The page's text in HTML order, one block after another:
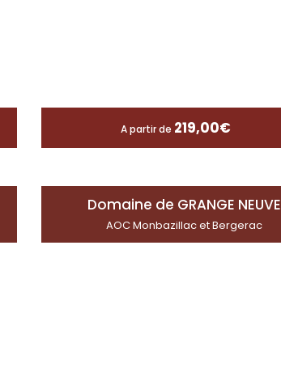
A partir de 219,00€
Domaine de GRANGE NEUVE
AOC Monbazillac et Bergerac